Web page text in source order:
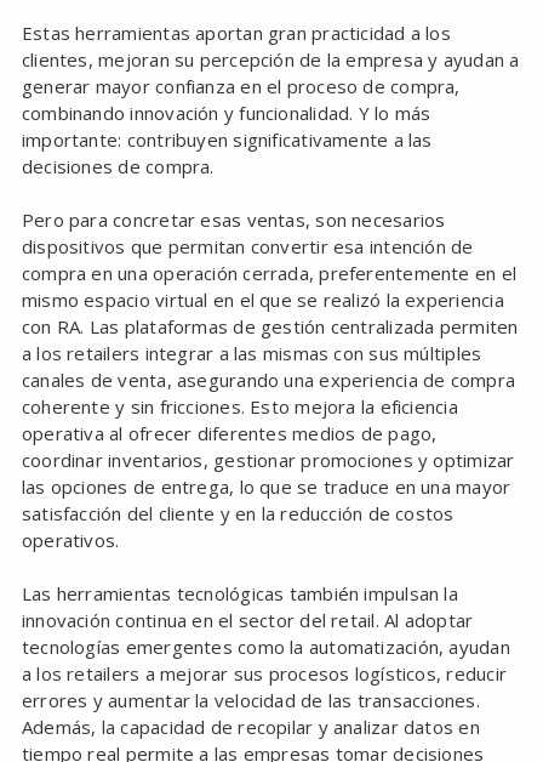
Estas herramientas aportan gran practicidad a los
clientes, mejoran su percepción de la empresa y ayudan a
generar mayor confianza en el proceso de compra,
combinando innovación y funcionalidad. Y lo más
importante: contribuyen significativamente a las
decisiones de compra.
Pero para concretar esas ventas, son necesarios
dispositivos que permitan convertir esa intención de
compra en una operación cerrada, preferentemente en el
mismo espacio virtual en el que se realizó la experiencia
con RA. Las plataformas de gestión centralizada permiten
a los retailers integrar a las mismas con sus múltiples
canales de venta, asegurando una experiencia de compra
coherente y sin fricciones. Esto mejora la eficiencia
operativa al ofrecer diferentes medios de pago,
coordinar inventarios, gestionar promociones y optimizar
las opciones de entrega, lo que se traduce en una mayor
satisfacción del cliente y en la reducción de costos
operativos.
Las herramientas tecnológicas también impulsan la
innovación continua en el sector del retail. Al adoptar
tecnologías emergentes como la automatización, ayudan
a los retailers a mejorar sus procesos logísticos, reducir
errores y aumentar la velocidad de las transacciones.
Además, la capacidad de recopilar y analizar datos en
tiempo real permite a las empresas tomar decisiones